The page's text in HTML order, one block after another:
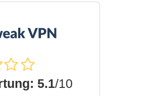
: 5.1/10